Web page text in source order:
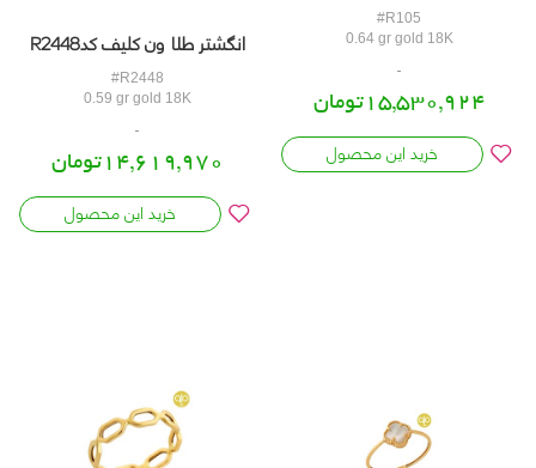
#R105
0.64 gr gold 18K
15,530,924تومان
خرید این محصول
انگشتر طلا ون کلیف کدR2448
#R2448
0.59 gr gold 18K
14,619,970تومان
خرید این محصول